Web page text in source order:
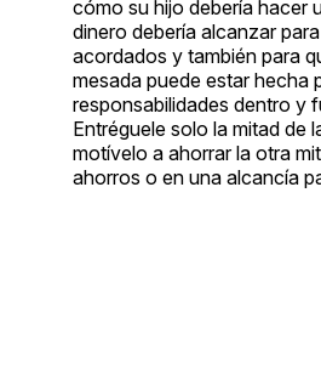
cómo su hijo debería hacer
dinero debería alcanzar
acordados y también para
mesada puede estar hecha
responsabilidades dentro y
Entréguele solo la mitad de
motívelo a ahorrar la otra
ahorros o en una alcancía